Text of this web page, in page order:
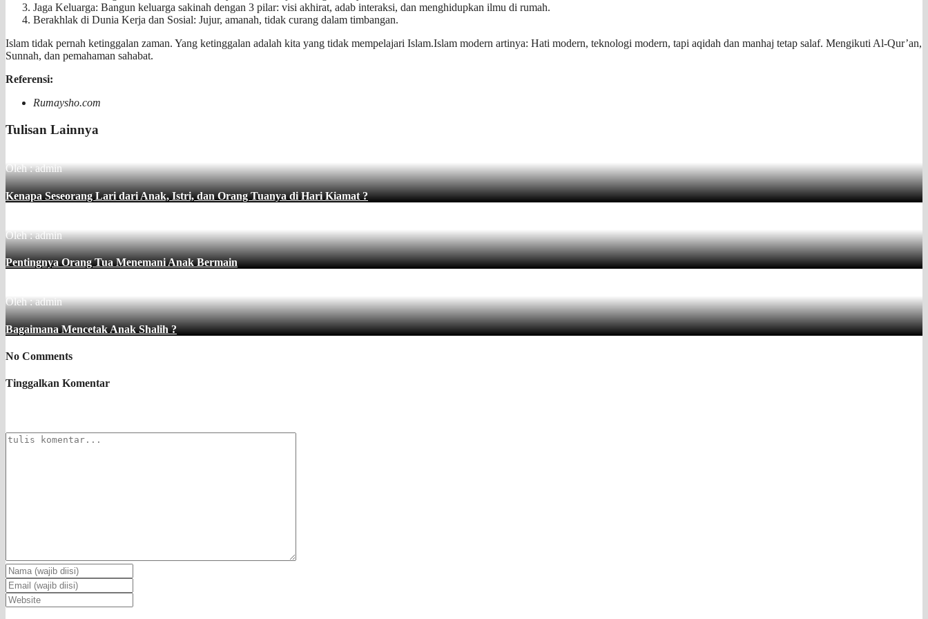
Jaga Keluarga: Bangun keluarga sakinah dengan 3 pilar: visi akhirat, adab interaksi, dan menghidupkan ilmu di rumah.
Berakhlak di Dunia Kerja dan Sosial: Jujur, amanah, tidak curang dalam timbangan.
Islam tidak pernah ketinggalan zaman. Yang ketinggalan adalah kita yang tidak mempelajari Islam.Islam modern artinya: Hati modern, teknologi modern, tapi aqidah dan manhaj tetap salaf. Mengikuti Al-Qur’an,
Sunnah, dan pemahaman sahabat.
Referensi:
Rumaysho.com
Tulisan Lainnya
Oleh : admin
Kenapa Seseorang Lari dari Anak, Istri, dan Orang Tuanya di Hari Kiamat ?
Oleh : admin
Pentingnya Orang Tua Menemani Anak Bermain
Oleh : admin
Bagaimana Mencetak Anak Shalih ?
No Comments
Tinggalkan Komentar